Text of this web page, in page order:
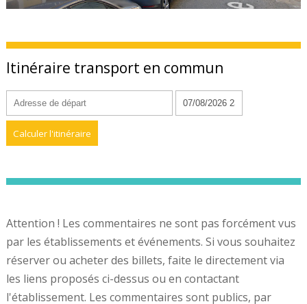
Itinéraire transport en commun
Attention ! Les commentaires ne sont pas forcément vus
par les établissements et événements. Si vous souhaitez
réserver ou acheter des billets, faite le directement via
les liens proposés ci-dessus ou en contactant
l'établissement. Les commentaires sont publics, par